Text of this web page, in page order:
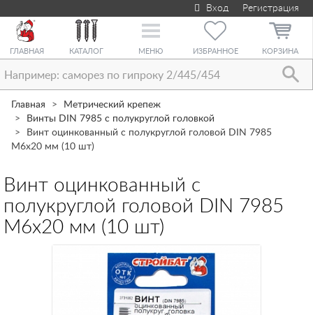
Вход Регистрация
ГЛАВНАЯ КАТАЛОГ
Toggle
МЕНЮ ИЗБРАННОЕ КОРЗИНА
Главная
Метрический крепеж
Винты DIN 7985 с полукруглой головкой
Винт оцинкованный с полукруглой головой DIN 7985
М6х20 мм (10 шт)
Винт оцинкованный с
полукруглой головой DIN 7985
М6х20 мм (10 шт)